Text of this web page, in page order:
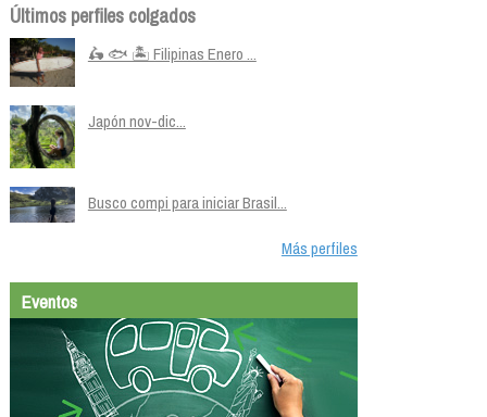
Últimos perfiles colgados
🛵 🐟 🏝️ Filipinas Enero ...
Japón nov-dic...
Busco compi para iniciar Brasil...
Más perfiles
Eventos